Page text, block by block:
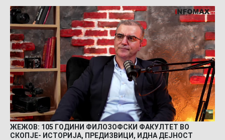
ЖЕЖОВ: 105 ГОДИНИ ФИЛОЗОФСКИ ФАКУЛТЕТ ВО
СКОПЈЕ- ИСТОРИЈА, ПРЕДИЗВИЦИ, ИДНА ДЕЈНОСТ